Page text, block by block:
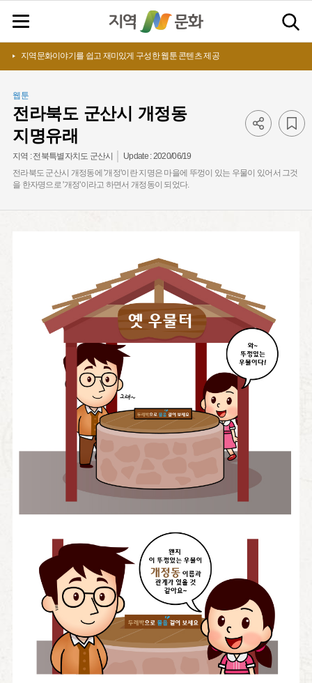
지역문화이야기를 쉽고 재미있게 구성한 웹툰 콘텐츠 제공
웹툰
전라북도 군산시 개정동
지명유래
지역 :전북특별자치도 군산시 Update : 2020/06/19
전라북도 군산시 개정동에 '개정'이란 지명은 마을에 뚜껑이 있는 우물이 있어서 그것
을 한자명으로 '개정'이라고 하면서 개정동이 되었다.